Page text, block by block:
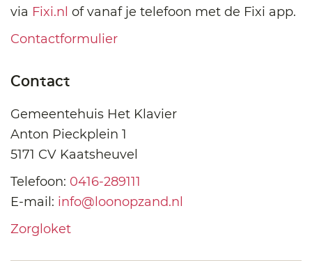
via Fixi.nl of vanaf je telefoon met de Fixi app.
Contactformulier
Contact
Gemeentehuis Het Klavier
Anton Pieckplein 1
5171 CV Kaatsheuvel
Telefoon: 0416-289111
E-mail: info@loonopzand.nl
Zorgloket